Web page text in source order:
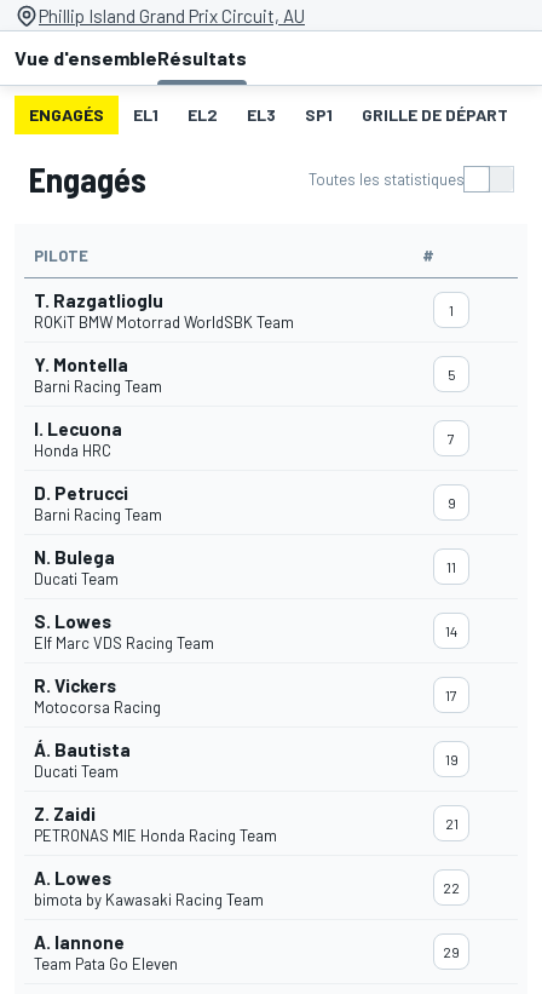
Phillip Island Grand Prix Circuit, AU
Vue d'ensembleRésultats
ENGAGÉS EL1 EL2 EL3 SP1 GRILLE DE DÉPART
Engagés Toutes les statistiques
PILOTE #
T. Razgatlioglu
ROKiT BMW Motorrad WorldSBK Team
1
Y. Montella
Barni Racing Team
5
I. Lecuona
Honda HRC
7
D. Petrucci
Barni Racing Team
9
N. Bulega
Ducati Team
11
S. Lowes
Elf Marc VDS Racing Team
14
R. Vickers
Motocorsa Racing
17
Á. Bautista
Ducati Team
19
Z. Zaidi
PETRONAS MIE Honda Racing Team
21
A. Lowes
bimota by Kawasaki Racing Team
22
A. Iannone
Team Pata Go Eleven
29